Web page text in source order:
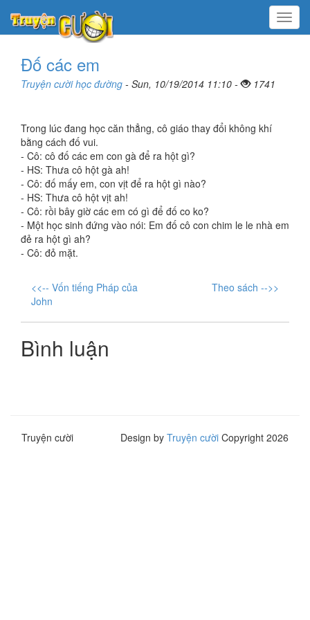
Menu
Đố các em
Truyện cười học đường - Sun, 10/19/2014 11:10 - 1741
Trong lúc đang học căn thẳng, cô giáo thay đổi không khí
bằng cách đố vui.
- Cô: cô đố các em con gà để ra hột gì?
- HS: Thưa cô hột gà ah!
- Cô: đố mấy em, con vịt để ra hột gì nào?
- HS: Thưa cô hột vịt ah!
- Cô: rồi bây giờ các em có gì để đố co ko?
- Một học sinh đứng vào nói: Em đố cô con chim le le nhà em
đẻ ra hột gì ah?
- Cô: đỏ mặt.
<<-- Vốn tiếng Pháp của
John
Theo sách -->>
Bình luận
Truyện cười Design by Truyện cười Copyright 2026